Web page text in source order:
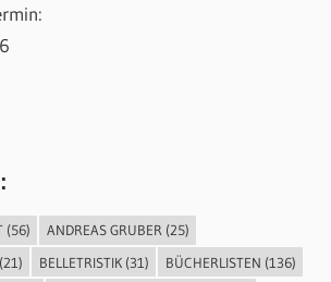
(56) ANDREAS GRUBER(25)
BELLETRISTIK(31) BÜCHERLISTEN (136)